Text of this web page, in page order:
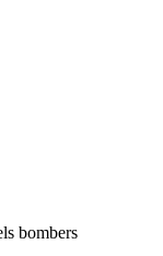
bombers